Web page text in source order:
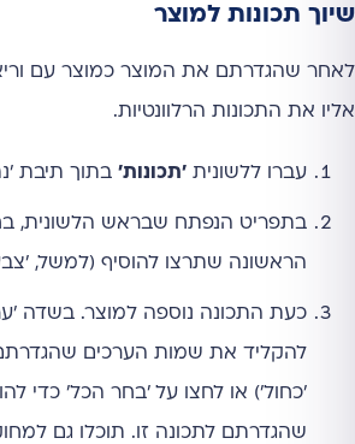
שיוך תכונות למוצר
לאחר שהגדרתם את המוצר כמוצר עם
אליו את התכונות הרלוונטיות.
עברו ללשונית 'תכונות' בתוך תיבת
בתפריט הנפתח שבראש הלשונית,
הראשונה שתרצו להוסיף (למשל,
כעת התכונה נוספה למוצר. בשדה
להקליד את שמות הערכים
'כחול') או לחצו על 'בחר הכל' כדי
שהגדרתם לתכונה זו. תוכלו גם